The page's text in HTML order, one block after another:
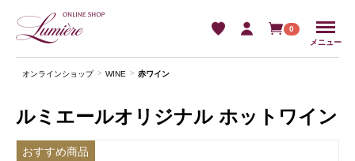
0
メニュー
オンラインショップ WINE ⾚ワイン
ルミエールオリジナル ホットワイン
おすすめ商品